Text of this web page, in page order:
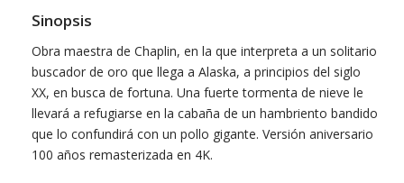
Sinopsis
Obra maestra de Chaplin, en la que interpreta a un solitario
buscador de oro que llega a Alaska, a principios del siglo
XX, en busca de fortuna. Una fuerte tormenta de nieve le
llevará a refugiarse en la cabaña de un hambriento bandido
que lo confundirá con un pollo gigante. Versión aniversario
100 años remasterizada en 4K.